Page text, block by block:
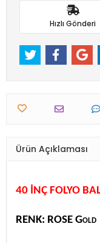
Hızlı Gönderi
Ürün Açıklaması
40 İNÇ FOLYO
RENK: ROSE Gold